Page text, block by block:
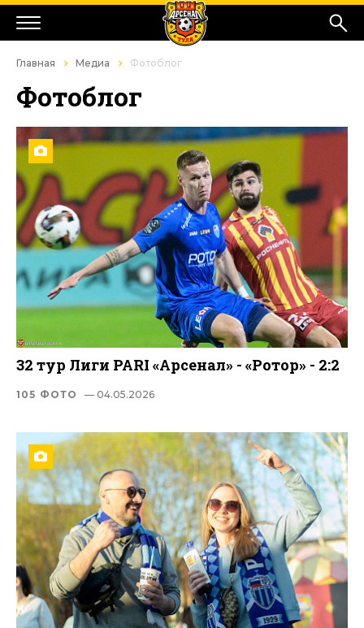
Главная Медиа Фотоблог
Фотоблог
32 тур Лиги PARI «Арсенал» - «Ротор» - 2:2
105 ФОТО — 04.05.2026